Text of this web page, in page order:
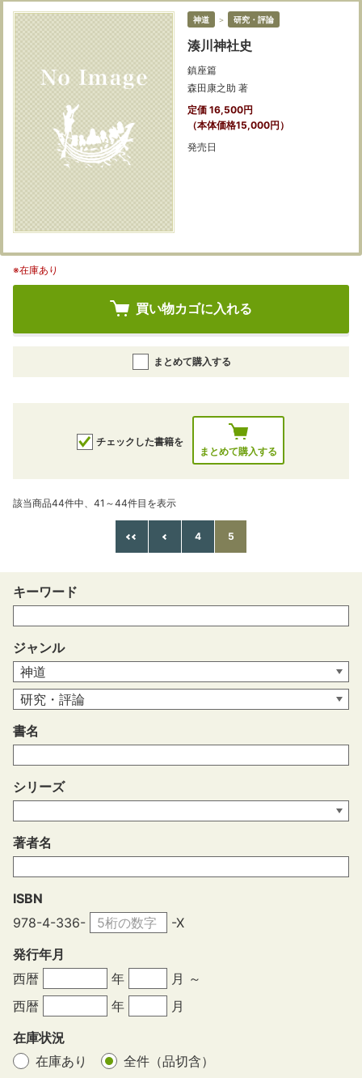
神道 ＞ 研究・評論
湊川神社史
鎮座篇
森田康之助 著
定価 16,500円
（本体価格15,000円）
発売日
※在庫あり
買い物カゴに入れる
まとめて購入する
チェックした書籍を
まとめて購入する
該当商品44件中、41～44件目を表示
4 5
キーワード
ジャンル
書名
シリーズ
著者名
ISBN
978-4-336-
-X
発行年月
西暦
年
月 ～
西暦
年
月
在庫状況
在庫あり
全件（品切含）